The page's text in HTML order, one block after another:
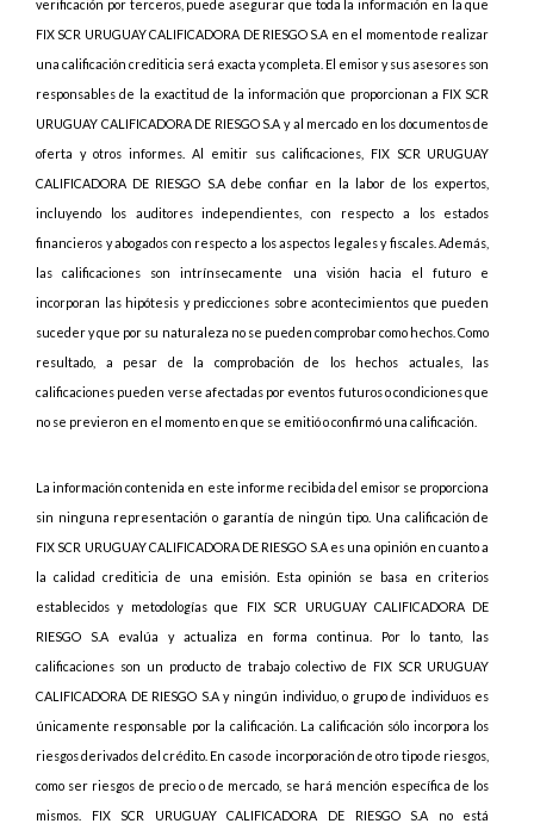
verificación por terceros, puede asegurar que toda la información en la que
FIX SCR URUGUAY CALIFICADORA DE RIESGO S.A en el momento de realizar
una calificación crediticia será exacta y completa. El emisor y sus asesores son
responsables de la exactitud de la información que proporcionan a FIX SCR
URUGUAY CALIFICADORA DE RIESGO S.A y al mercado en los documentos de
oferta y otros informes. Al emitir sus calificaciones, FIX SCR URUGUAY
CALIFICADORA DE RIESGO S.A debe confiar en la labor de los expertos,
incluyendo los auditores independientes, con respecto a los estados
financieros y abogados con respecto a los aspectos legales y fiscales. Además,
las calificaciones son intrínsecamente una visión hacia el futuro e
incorporan las hipótesis y predicciones sobre acontecimientos que pueden
suceder y que por su naturaleza no se pueden comprobar como hechos. Como
resultado, a pesar de la comprobación de los hechos actuales, las
calificaciones pueden verse afectadas por eventos futuros o condiciones que
no se previeron en el momento en que se emitió o confirmó una calificación.
La información contenida en este informe recibida del emisor se proporciona
sin ninguna representación o garantía de ningún tipo. Una calificación de
FIX SCR URUGUAY CALIFICADORA DE RIESGO S.A es una opinión en cuanto a
la calidad crediticia de una emisión. Esta opinión se basa en criterios
establecidos y metodologías que FIX SCR URUGUAY CALIFICADORA DE
RIESGO S.A evalúa y actualiza en forma continua. Por lo tanto, las
calificaciones son un producto de trabajo colectivo de FIX SCR URUGUAY
CALIFICADORA DE RIESGO S.A y ningún individuo, o grupo de individuos es
únicamente responsable por la calificación. La calificación sólo incorpora los
riesgos derivados del crédito. En caso de incorporación de otro tipo de riesgos,
como ser riesgos de precio o de mercado, se hará mención específica de los
mismos . FIX SCR URUGUAY CALIFICADORA DE RIESGO S.A no está